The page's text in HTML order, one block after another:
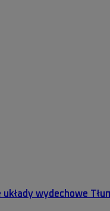
układy wydechowe